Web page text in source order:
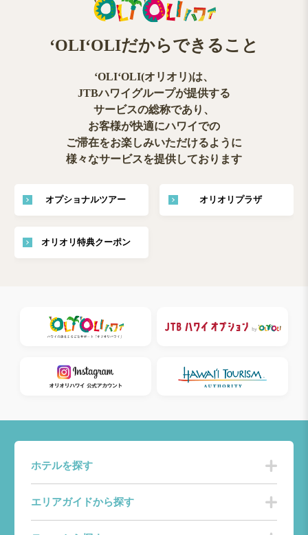
ʻOLIʻOLIだからできること
ʻOLIʻOLI(オリオリ)は、
JTBハワイグループが提供する
サービスの総称であり、
お客様が快適にハワイでの
ご滞在をお楽しみいただけるように
様々なサービスを提供しております
オプショナルツアー オリオリプラザ
オリオリ特典クーポン
ホテルを探す
エリアガイドから探す